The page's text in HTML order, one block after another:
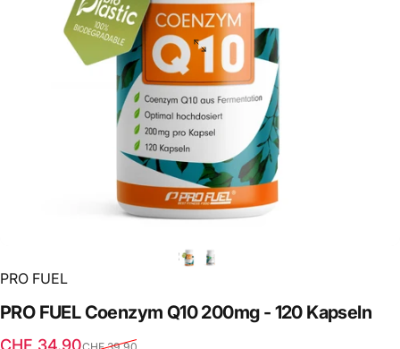
PRO FUEL
PRO FUELCoenzym Q10 200mg - 120 Kapseln
Verkaufspreis
CHF 34.90
Normaler Preis